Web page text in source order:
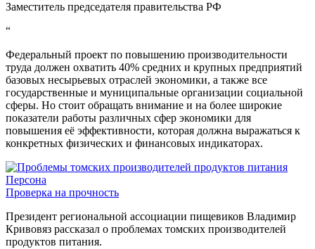
Заместитель председателя правительства РФ
“
Федеральный проект по повышению производительности
труда должен охватить 40% средних и крупных предприятий
базовых несырьевых отраслей экономики, а также все
государственные и муниципальные организации социальной
сферы. Но стоит обращать внимание и на более широкие
показатели работы различных сфер экономики для
повышения её эффективности, которая должна выражаться к
конкретных физических и финансовых индикаторах.
Персона
Проверка на прочность
Президент региональной ассоциации пищевиков Владимир
Кривовяз рассказал о проблемах томских производителей
продуктов питания.